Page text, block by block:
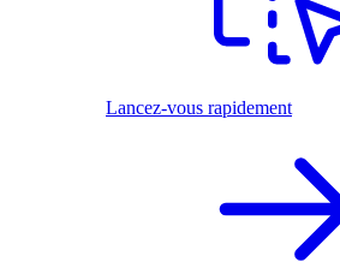
Lancez-vous rapidement